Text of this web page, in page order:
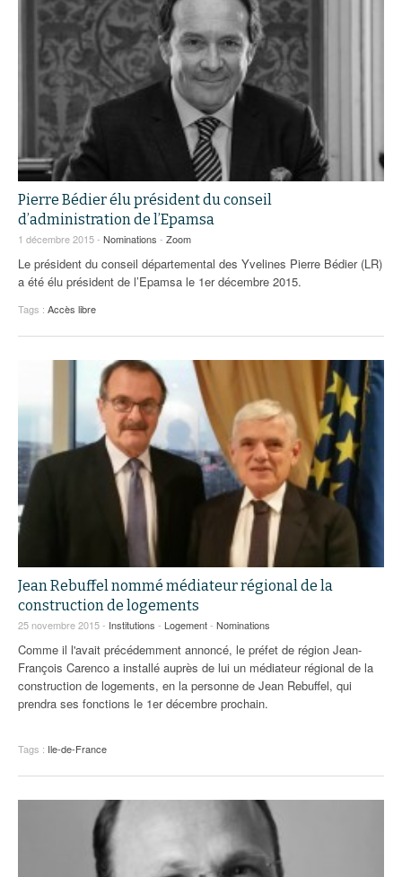
Pierre Bédier élu président du conseil
d’administration de l’Epamsa
1 décembre 2015 - Nominations - Zoom
Le président du conseil départemental des Yvelines Pierre Bédier (LR)
a été élu président de l’Epamsa le 1er décembre 2015.
Tags : Accès libre
Jean Rebuffel nommé médiateur régional de la
construction de logements
25 novembre 2015 - Institutions - Logement- Nominations
Comme il l'avait précédemment annoncé, le préfet de région Jean-
François Carenco a installé auprès de lui un médiateur régional de la
construction de logements, en la personne de Jean Rebuffel, qui
prendra ses fonctions le 1er décembre prochain.
Tags : Ile-de-France